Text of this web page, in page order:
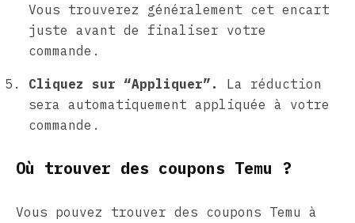
Vous trouverez généralement cet encart
juste avant de finaliser votre
commande.
Cliquez sur “Appliquer”.
La réduction
sera automatiquement appliquée à votre
commande.
Où trouver des coupons Temu ?
Vous pouvez trouver des coupons Temu à